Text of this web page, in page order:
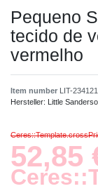
Pequeno
tecido de
vermelho
Item number LIT-234121
Hersteller: Little
52,85